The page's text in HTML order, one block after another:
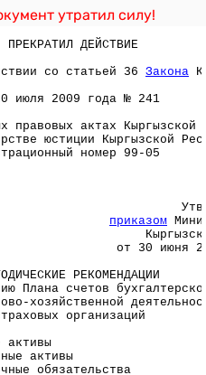
утратил силу!